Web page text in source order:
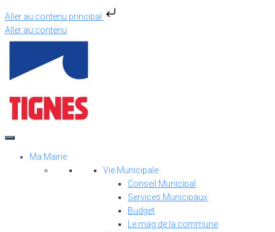
Aller au contenu principal
Aller au contenu
Ma Mairie
Vie Municipale
Conseil Municipal
Services Municipaux
Budget
Le mag de la commune